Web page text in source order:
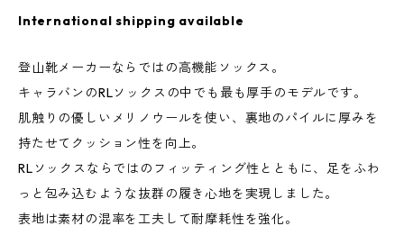
International shipping available
登山靴メーカーならではの高機能ソックス。
キャラバンのRLソックスの中でも最も厚手のモデルです。
肌触りの優しいメリノウールを使い、裏地のパイルに厚みを
持たせてクッション性を向上。
RLソックスならではのフィッティング性とともに、足をふわ
っと包み込むような抜群の履き心地を実現しました。
表地は素材の混率を工夫して耐摩耗性を強化。